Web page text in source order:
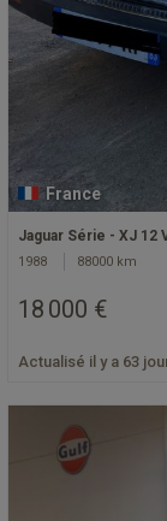
France
Jaguar Série - XJ 12
1988 88000 km
18 000 €
Actualisé il y a 63